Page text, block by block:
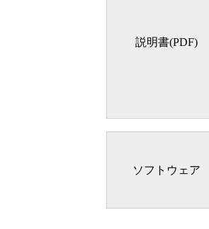
説明書(PDF)
ソフトウェア